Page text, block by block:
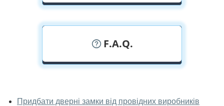
F.A.Q.
наживо?
Придбати дверні замки від провідних виробників